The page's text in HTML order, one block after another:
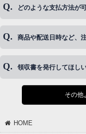
◆即日発送を行なって
※発送後、発送準備が
どのような支払方法が
◆代金引換・クレジッ
商品や配送日時など、
◆商品発送前の変更は承
さい。
領収書を発行してほし
◆領収書はご希望頂い
【これからご注文する場
その
HOME